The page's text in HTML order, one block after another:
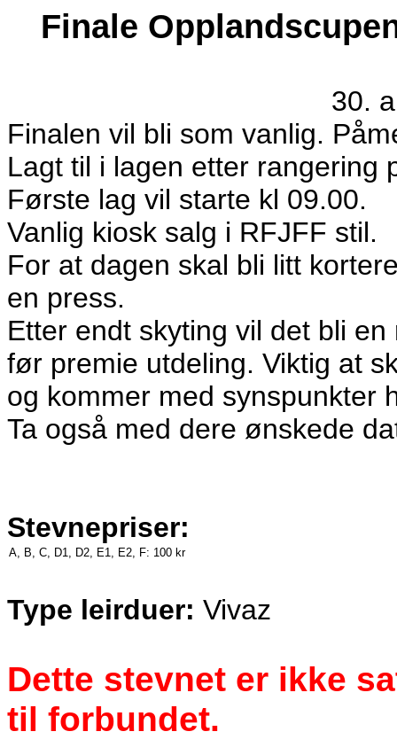
Finale
30.
Finalen vil bli som vanlig.
Lagt til i lagen etter rangering
Første lag vil starte kl 09.00.
Vanlig kiosk salg i RFJFF stil.
For at dagen skal bli litt
en press.
Etter endt skyting vil det bli
før premie utdeling. Viktig at
og kommer med synspunkter
Ta også med dere ønskede
Stevnepriser:
A, B, C, D1, D2, E1, E2, F: 100 kr
Type leirduer: Vivaz
Dette stevnet er ikke
til forbundet.